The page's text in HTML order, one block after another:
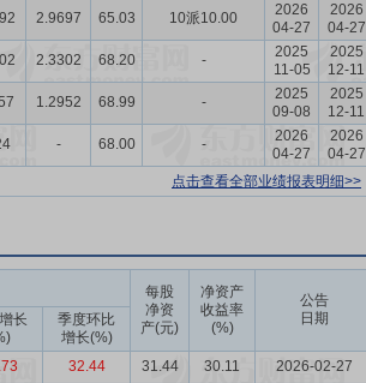
2.9697 65.03 10派10.00
2026
04-27
2026
04-27
2.3302 68.20 -
2025
11-05
2025
12-11
1.2952 68.99 -
2025
09-08
2025
12-11
- 68.00 -
2026
04-27
2026
04-27
点击查看全部业绩报表明细>>
每股
净资
产(元)
净资产
收益率
(%)
公告
日期
长
季度环比
增长(%)
32.44 31.44 30.11
2026-02-27